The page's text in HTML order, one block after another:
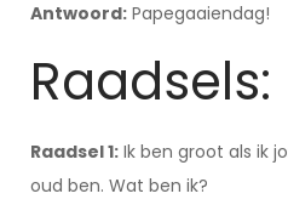
Antwoord: Papegaaiendag!
Raadsels:
Raadsel 1: Ik ben groot als ik
oud ben. Wat ben ik?